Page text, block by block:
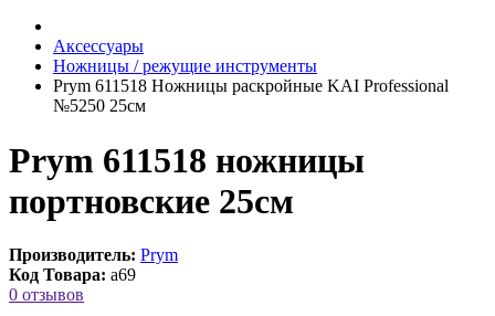
Аксессуары
Ножницы / режущие инструменты
Prym 611518 Ножницы раскройные KAI Professional
№5250 25см
Prym 611518 ножницы
портновские 25см
Производитель: Prym
Код Товара: a69
0 отзывов